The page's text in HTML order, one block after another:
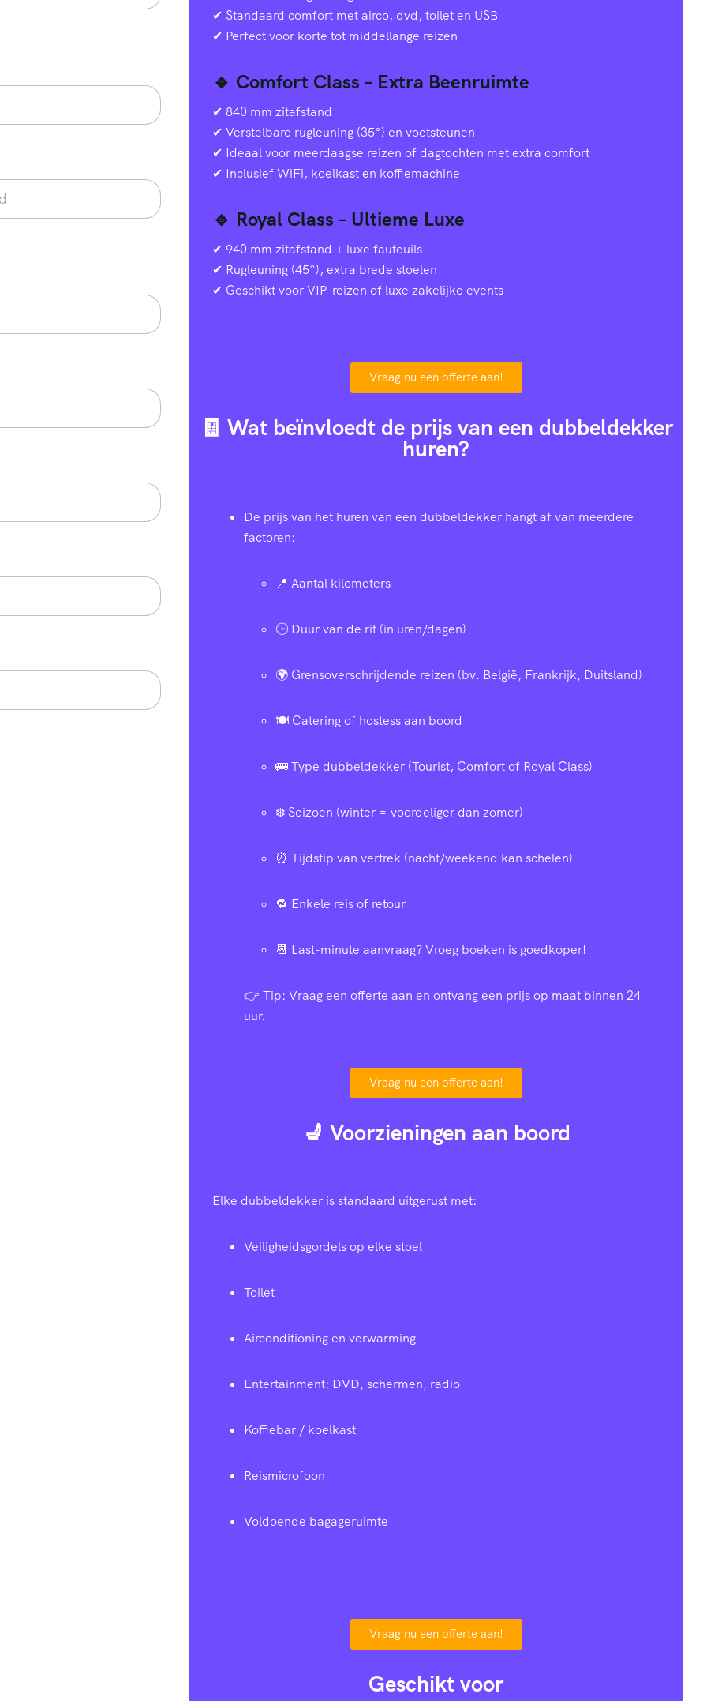
✔ Standaard comfort met airco, dvd, toilet en USB
✔ Perfect voor korte tot middellange reizen
🔹 Comfort Class – Extra Beenruimte
✔ 840 mm zitafstand
✔ Verstelbare rugleuning (35°) en voetsteunen
✔ Ideaal voor meerdaagse reizen of dagtochten met extra comfort
✔ Inclusief WiFi, koelkast en koffiemachine
🔹 Royal Class – Ultieme Luxe
✔ 940 mm zitafstand + luxe fauteuils
✔ Rugleuning (45°), extra brede stoelen
✔ Geschikt voor VIP-reizen of luxe zakelijke events
Vraag nu een offerte aan!
🧾 Wat beïnvloedt de prijs van een dubbeldekker
huren?
De prijs van het huren van een dubbeldekker hangt af van meerdere
factoren:
📍 Aantal kilometers
🕒 Duur van de rit (in uren/dagen)
🌍 Grensoverschrijdende reizen (bv. België, Frankrijk, Duitsland)
🍽️ Catering of hostess aan boord
🚌 Type dubbeldekker (Tourist, Comfort of Royal Class)
❄️ Seizoen (winter = voordeliger dan zomer)
⏰ Tijdstip van vertrek (nacht/weekend kan schelen)
🔁 Enkele reis of retour
📆 Last-minute aanvraag? Vroeg boeken is goedkoper!
👉 Tip: Vraag een offerte aan en ontvang een prijs op maat binnen 24
uur.
Vraag nu een offerte aan!
💺 Voorzieningen aan boord
Elke dubbeldekker is standaard uitgerust met:
Veiligheidsgordels op elke stoel
Toilet
Airconditioning en verwarming
Entertainment: DVD, schermen, radio
Koffiebar / koelkast
Reismicrofoon
Voldoende bagageruimte
Vraag nu een offerte aan!
Geschikt voor